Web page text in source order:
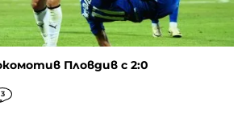
Пловдив с 2:0
3